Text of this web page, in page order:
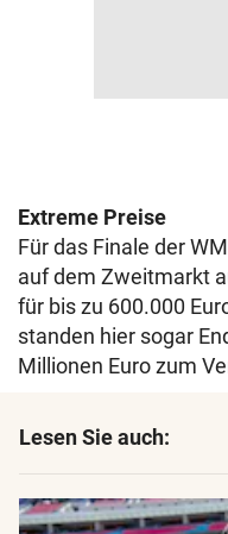
Extreme Preise
Für das Finale der
auf dem Zweitmarkt
für bis zu 600.000
standen hier sogar
Millionen Euro zum
Lesen Sie auch: